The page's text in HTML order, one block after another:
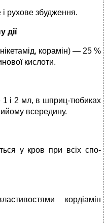
і рухо­ве збудження.
дії
корамін) — 25 %
кислоти.
1 і 2 мл, в шприц-тюбиках
всередину.
у кров при всіх спо­
кордіамін